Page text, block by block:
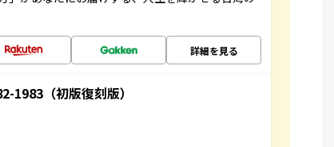
詳細を見る
1983（初版復刻版）